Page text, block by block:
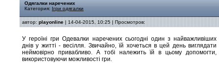
Одягалки наречених
Категория: Ігри одягалки
автор: playonline | 14-04-2015, 10:25 | Просмотров:
У героїні гри Одевалки наречених сьогодні один з найважливіших
днів у житті - весілля. Звичайно, їй хочеться в цей день виглядати
неймовірно привабливо. А тобі належить їй в цьому допомогти,
використовуючи можливості гри.